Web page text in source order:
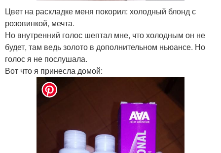
Цвет на раскладке меня покорил: холодный блонд с
розовинкой, мечта.
Но внутренний голос шептал мне, что холодным он не
будет, там ведь золото в дополнительном ньюансе. Но
голос я не послушала.
Вот что я принесла домой: